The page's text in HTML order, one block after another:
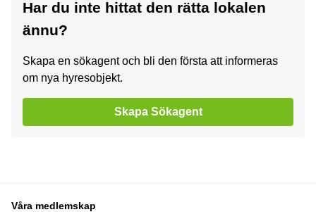
Har du inte hittat den rätta lokalen
ännu?
Skapa en sökagent och bli den första att informeras
om nya hyresobjekt.
Skapa Sökagent
Våra medlemskap